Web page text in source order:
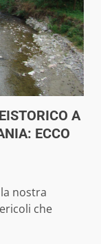
A
ECCO
nostra
che